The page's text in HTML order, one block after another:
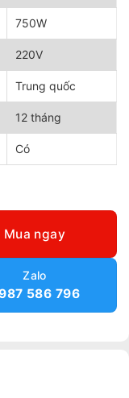
750W
220V
Trung quốc
12 tháng
Có
số lượng
Mua ngay
Zalo
586 796